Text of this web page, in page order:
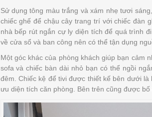
Sử dụng tông màu trắng và xám nhẹ tươi
chiếc ghế để chậu cây trang trí với chiếc đàn
nhà bếp rút ngắn cự ly diện tích để quá trình
về cửa sổ và ban công nên có thể tận dụng
Một góc khác của phòng khách giúp bạn cảm
sofa và chiếc bàn dài nhỏ bạn có thể ngồi
đêm. Chiếc kệ để tivi được thiết kế bên dưới
ưu diện tích căn phòng. Bên trên cũng được